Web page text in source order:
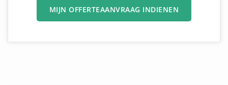
MIJN OFFERTEAANVRAAG INDIENEN